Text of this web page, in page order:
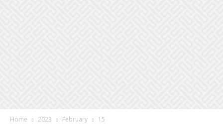
Home 2023 February 15